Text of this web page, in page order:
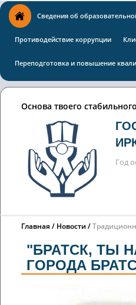
Сведения об
Противодействие коррупции
Переподготовка и повышение
Основа твоего
Год
Главная Новости
"БРАТСК, ТЫ
ГОРОДА